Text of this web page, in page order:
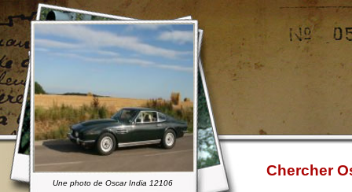
Une photo de Oscar India 12106
Chercher